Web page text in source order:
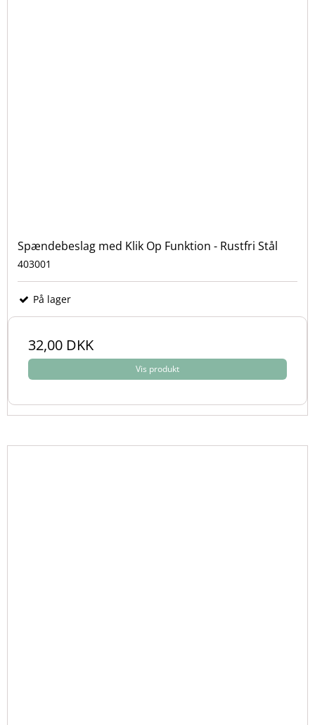
Spændebeslag med Klik Op Funktion - Rustfri Stål
403001
På lager
32,00 DKK
Vis produkt